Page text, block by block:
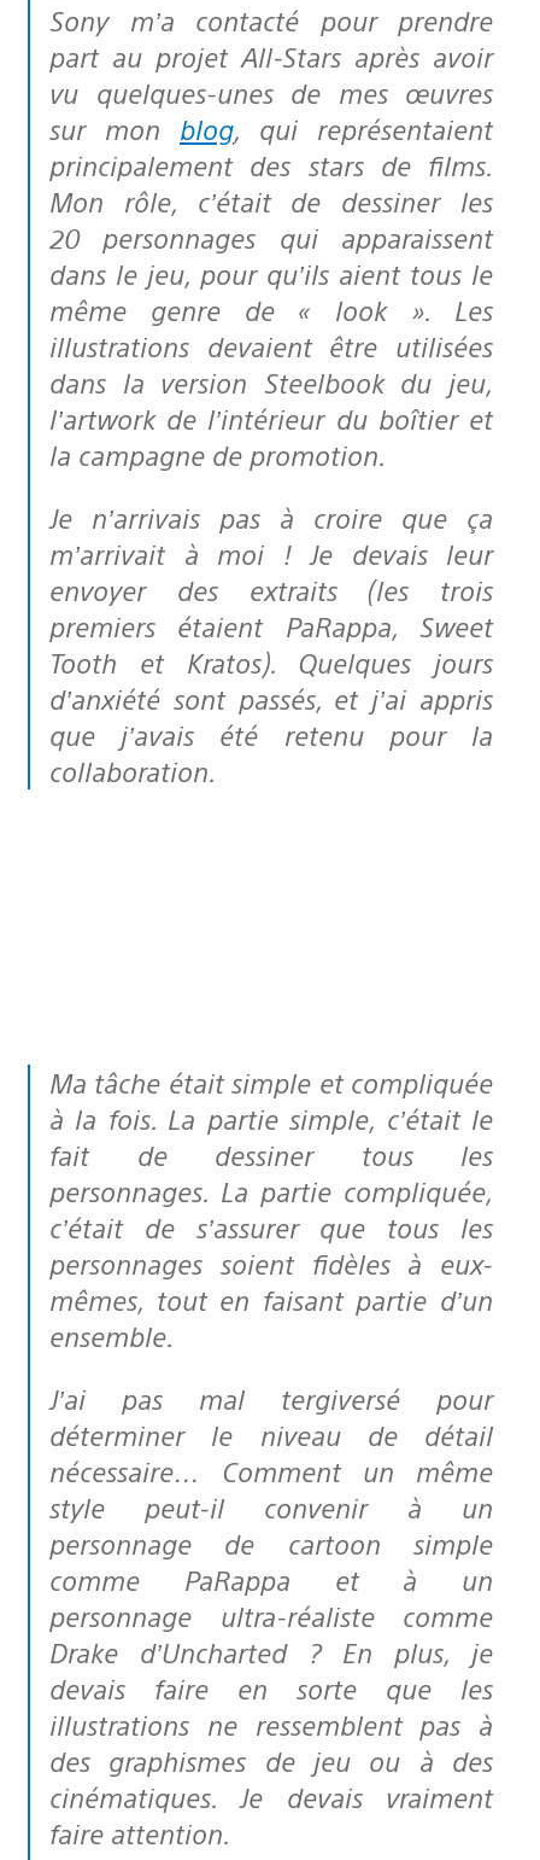
Sony m’a contacté pour prendre
part au projet All-Stars après avoir
vu quelques-unes de mes œuvres
sur mon blog, qui représentaient
principalement des stars de films.
Mon rôle, c’était de dessiner les
20 personnages qui apparaissent
dans le jeu, pour qu’ils aient tous le
même genre de « look ». Les
illustrations devaient être utilisées
dans la version Steelbook du jeu,
l’artwork de l’intérieur du boîtier et
la campagne de promotion.
Je n’arrivais pas à croire que ça
m’arrivait à moi ! Je devais leur
envoyer des extraits (les trois
premiers étaient PaRappa, Sweet
Tooth et Kratos). Quelques jours
d’anxiété sont passés, et j’ai appris
que j’avais été retenu pour la
collaboration.
Ma tâche était simple et compliquée
à la fois. La partie simple, c’était le
fait de dessiner tous les
personnages. La partie compliquée,
c’était de s’assurer que tous les
personnages soient fidèles à eux-
mêmes, tout en faisant partie d’un
ensemble.
J’ai pas mal tergiversé pour
déterminer le niveau de détail
nécessaire… Comment un même
style peut-il convenir à un
personnage de cartoon simple
comme PaRappa et à un
personnage ultra-réaliste comme
Drake d’Uncharted ? En plus, je
devais faire en sorte que les
illustrations ne ressemblent pas à
des graphismes de jeu ou à des
cinématiques. Je devais vraiment
faire attention.